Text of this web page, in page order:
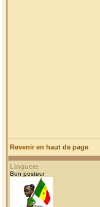
Revenir en haut de page
Linguere
Bon posteur